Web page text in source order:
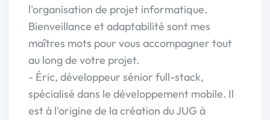
l'organisation de projet informatique.
Bienveillance et adaptabilité sont mes
maîtres mots pour vous accompagner tout
au long de votre projet.
- Éric, développeur sénior full-stack,
spécialisé dans le développement mobile. Il
est à l'origine de la création du JUG à